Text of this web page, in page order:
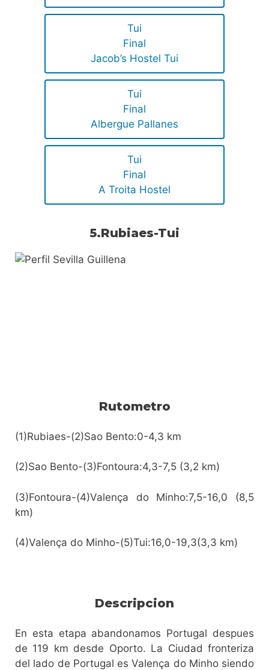
Tui
Final
Jacob’s Hostel Tui
Tui
Final
Albergue Pallanes
Tui
Final
A Troita Hostel
5.Rubiaes-Tui
Rutometro
(1)Rubiaes-(2)Sao Bento:0-4,3 km
(2)Sao Bento-(3)Fontoura:4,3-7,5 (3,2 km)
(3)Fontoura-(4)Valença do Minho:7,5-16,0 (8,5
km)
(4)Valença do Minho-(5)Tui:16,0-19,3(3,3 km)
Descripcion
En esta etapa abandonamos Portugal despues
de 119 km desde Oporto. La Ciudad fronteriza
del lado de Portugal es Valença do Minho siendo